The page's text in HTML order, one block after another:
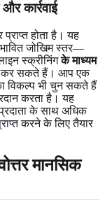
कार्रवाई
होता है। यह
जोखिम स्तर—
स्क्रीनिंगके माध्यम
कर सकते हैं। आप एक
विकल्प भी चुन सकते हैं
करता है। यह
के साथ अधिक
करने के लिए तैयार
मानसिक